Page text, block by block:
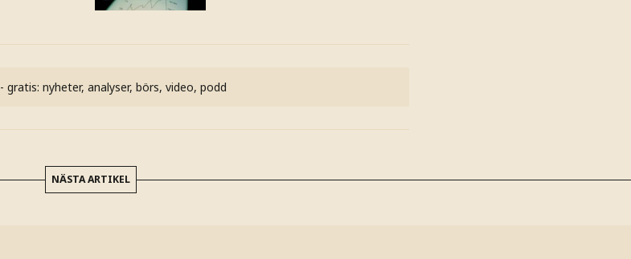
- gratis: nyheter, analyser, börs, video, podd
NÄSTA ARTIKEL